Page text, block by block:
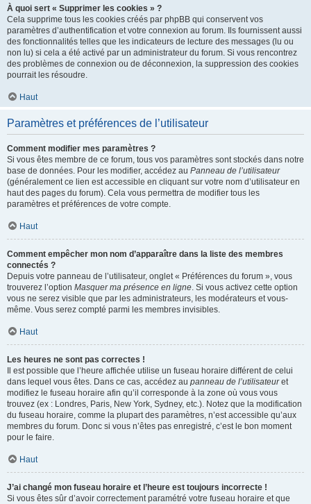
À quoi sert « Supprimer les cookies » ?
Cela supprime tous les cookies créés par phpBB qui conservent vos
paramètres d’authentification et votre connexion au forum. Ils fournissent aussi
des fonctionnalités telles que les indicateurs de lecture des messages (lu ou
non lu) si cela a été activé par un administrateur du forum. Si vous rencontrez
des problèmes de connexion ou de déconnexion, la suppression des cookies
pourrait les résoudre.
Haut
Paramètres et préférences de l’utilisateur
Comment modifier mes paramètres ?
Si vous êtes membre de ce forum, tous vos paramètres sont stockés dans notre
base de données. Pour les modifier, accédez au Panneau de l’utilisateur
(généralement ce lien est accessible en cliquant sur votre nom d’utilisateur en
haut des pages du forum). Cela vous permettra de modifier tous les
paramètres et préférences de votre compte.
Haut
Comment empêcher mon nom d’apparaître dans la liste des membres
connectés ?
Depuis votre panneau de l’utilisateur, onglet « Préférences du forum », vous
trouverez l’option Masquer ma présence en ligne. Si vous activez cette option
vous ne serez visible que par les administrateurs, les modérateurs et vous-
même. Vous serez compté parmi les membres invisibles.
Haut
Les heures ne sont pas correctes !
Il est possible que l’heure affichée utilise un fuseau horaire différent de celui
dans lequel vous êtes. Dans ce cas, accédez au panneau de l’utilisateuret
modifiez le fuseau horaire afin qu’il corresponde à la zone où vous vous
trouvez (ex : Londres, Paris, New York, Sydney, etc.). Notez que la modification
du fuseau horaire, comme la plupart des paramètres, n’est accessible qu’aux
membres du forum. Donc si vous n’êtes pas enregistré, c’est le bon moment
pour le faire.
Haut
J’ai changé mon fuseau horaire et l’heure est toujours incorrecte !
Si vous êtes sûr d’avoir correctement paramétré votre fuseau horaire et que